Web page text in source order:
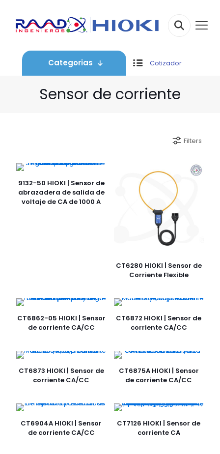
Categorias Cotizador
Sensor de corriente
Filters
9132-50 HIOKI | Sensor de
abrazadera de salida de
voltaje de CA de 1000 A
CT6280 HIOKI | Sensor de
Corriente Flexible
CT6862-05 HIOKI | Sensor
de corriente CA/CC
CT6872 HIOKI | Sensor de
corriente CA/CC
CT6873 HIOKI | Sensor de
corriente CA/CC
CT6875A HIOKI | Sensor
de corriente CA/CC
CT6904A HIOKI | Sensor
de corriente CA/CC
CT7126 HIOKI | Sensor de
corriente CA